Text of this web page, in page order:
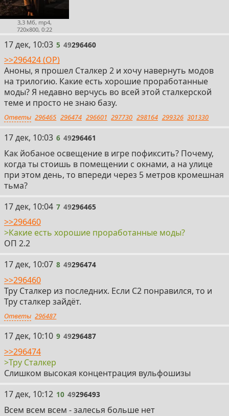
3,3 Мб, mp4,
720x800, 0:22
5
17 дек, 10:03 5 49296460
>>296424 (OP)
Аноны, я прошел Сталкер 2 и хочу навернуть модов
на трилогию. Какие есть хорошие проработанные
моды? Я недавно верчусь во всей этой сталкерской
теме и просто не знаю базу.
Ответы 296465 296474 296601 297730 298164 299326 301330
6
17 дек, 10:03 6 49296461
Как йобаное освещение в игре пофиксить? Почему,
когда ты стоишь в помещении с окнами, а на улице
при этом день, то впереди через 5 метров кромешная
тьма?
7
17 дек, 10:04 7 49296465
>>296460
>Какие есть хорошие проработанные моды?
ОП 2.2
8
17 дек, 10:07 8 49296474
>>296460
Тру Сталкер из последних. Если С2 понравился, то и
Тру сталкер зайдёт.
Ответы 296487
9
17 дек, 10:10 9 49296487
>>296474
>Тру Сталкер
Слишком высокая концентрация вульфошизы
10
17 дек, 10:12 10 49296493
Всем всем всем - залесья больше нет